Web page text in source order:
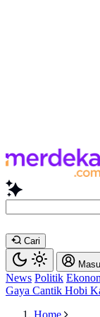
Cari
News Politik
Gaya Cantik Hobi
Home